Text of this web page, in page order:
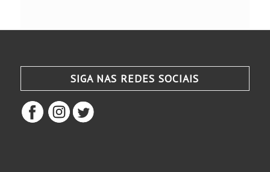
SIGA NAS REDES SOCIAIS